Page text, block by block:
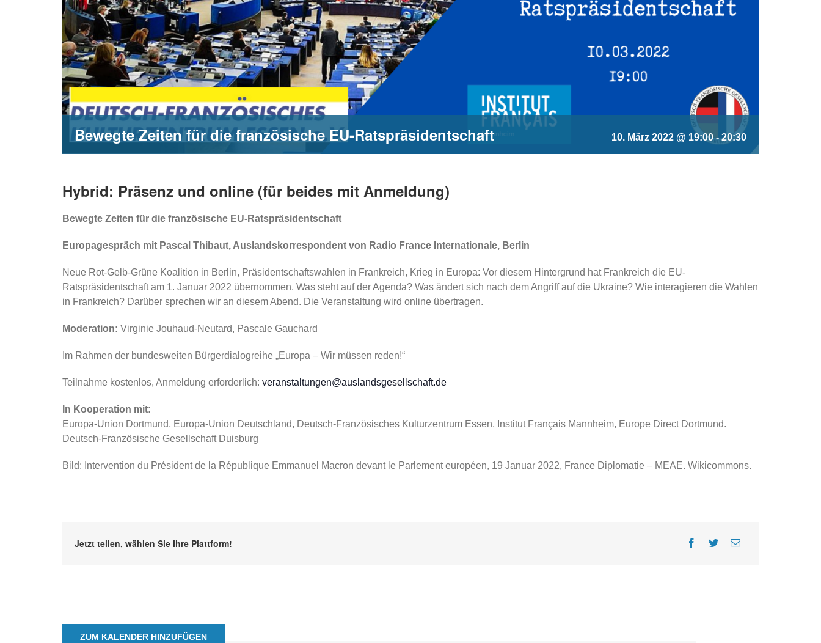
Bewegte Zeiten für die französische EU-Ratspräsidentschaft 10. März 2022 @ 19:00-20:30
Hybrid: Präsenz und online (für beides mit Anmeldung)
Bewegte Zeiten für die französische EU-Ratspräsidentschaft
Europagespräch mit Pascal Thibaut, Auslandskorrespondent von Radio France Internationale, Berlin
Neue Rot-Gelb-Grüne Koalition in Berlin, Präsidentschaftswahlen in Frankreich, Krieg in Europa: Vor diesem Hintergrund hat Frankreich die EU-
Ratspräsidentschaft am 1. Januar 2022 übernommen. Was steht auf der Agenda? Was ändert sich nach dem Angriff auf die Ukraine? Wie interagieren die Wahlen
in Frankreich? Darüber sprechen wir an diesem Abend. Die Veranstaltung wird online übertragen.
Moderation: Virginie Jouhaud-Neutard, Pascale Gauchard
Im Rahmen der bundesweiten Bürgerdialogreihe „Europa – Wir müssen reden!“
Teilnahme kostenlos, Anmeldung erforderlich: veranstaltungen@auslandsgesellschaft.de
In Kooperation mit:
Europa-Union Dortmund, Europa-Union Deutschland, Deutsch-Französisches Kulturzentrum Essen, Institut Français Mannheim, Europe Direct Dortmund.
Deutsch-Französische Gesellschaft Duisburg
Bild: Intervention du Président de la République Emmanuel Macron devant le Parlement européen, 19 Januar 2022, France Diplomatie – MEAE. Wikicommons.
Jetzt teilen, wählen Sie Ihre Plattform!
ZUM KALENDER HINZUFÜGEN